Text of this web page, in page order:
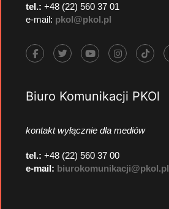
tel.: +48 (22) 560 37 01
e-mail: pkol@pkol.pl
Biuro Komunikacji PKOl
kontakt wyłącznie dla mediów
tel.: +48 (22) 560 37 00
e-mail: biurokomunikacji@pkol.pl